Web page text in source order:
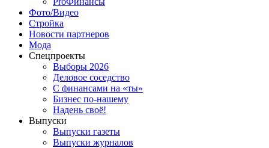
Фото/Видео
Стройка
Новости партнеров
Мода
Спецпроекты
Выборы 2026
Деловое соседство
С финансами на «ты»
Бизнес по-нашему
Надень своё!
Выпуски
Выпуски газеты
Выпуски журналов